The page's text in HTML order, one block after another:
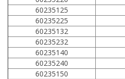
60235125
60235225
60235132
60235232
60235140
60235240
60235150